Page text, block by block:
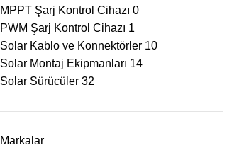
MPPT Şarj Kontrol Cihazı 0
PWM Şarj Kontrol Cihazı 1
Solar Kablo ve Konnektörler 10
Solar Montaj Ekipmanları 14
Solar Sürücüler 32
Markalar